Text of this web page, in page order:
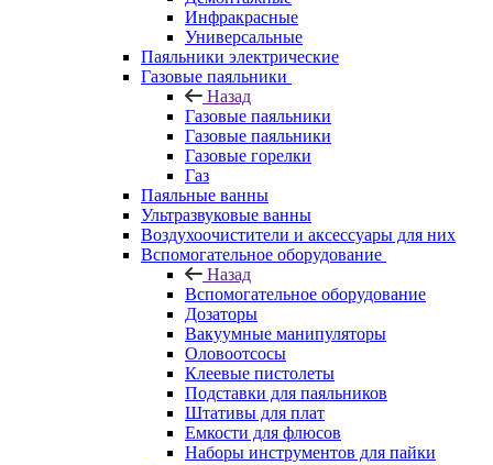
Инфракрасные
Универсальные
Паяльники электрические
Газовые паяльники
Назад
Газовые паяльники
Газовые паяльники
Газовые горелки
Газ
Паяльные ванны
Ультразвуковые ванны
Воздухоочистители и аксессуары для них
Вспомогательное оборудование
Назад
Вспомогательное оборудование
Дозаторы
Вакуумные манипуляторы
Оловоотсосы
Клеевые пистолеты
Подставки для паяльников
Штативы для плат
Емкости для флюсов
Наборы инструментов для пайки